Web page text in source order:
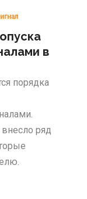
в
порядка
ряд